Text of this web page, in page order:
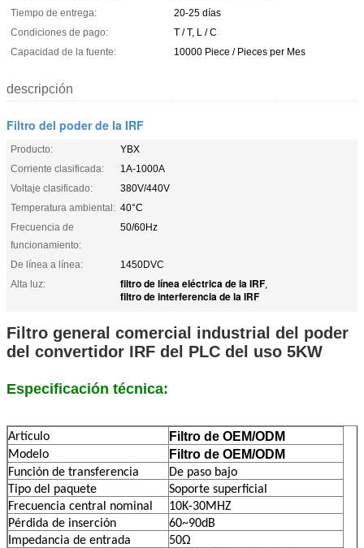
Tiempo de entrega:
20-25 días
Condiciones de pago:
T / T, L / C
Capacidad de la fuente:
10000 Piece / Pieces per Mes
descripción
Filtro del poder de la IRF
Producto:
YBX
Corriente clasificada:
1A-1000A
Voltaje clasificado:
380V/440V
Temperatura ambiental: 40°C
Frecuencia de
funcionamiento:
50/60Hz
De línea a línea:
1450DVC
Alta luz:
filtro de línea eléctrica de la IRF,
filtro de interferencia de la IRF
Filtro general comercial industrial del poder
del convertidor IRF del PLC del uso 5KW
Especificación técnica:
Artículo Filtro de OEM/ODM
Modelo Filtro de OEM/ODM
Función de transferencia
De paso bajo
Tipo del paquete
Soporte superficial
Frecuencia central nominal
10K-30MHZ
Pérdida de inserción
60~90dB
Impedancia de entrada
50Ω